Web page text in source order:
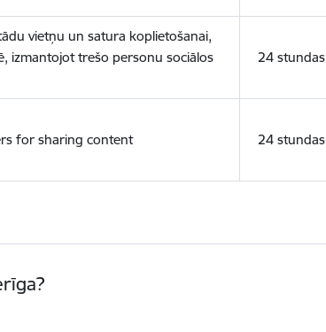
vietņu un satura koplietošanai,
izmantojot trešo personu sociālos
24 stundas
for sharing content 24 stundas